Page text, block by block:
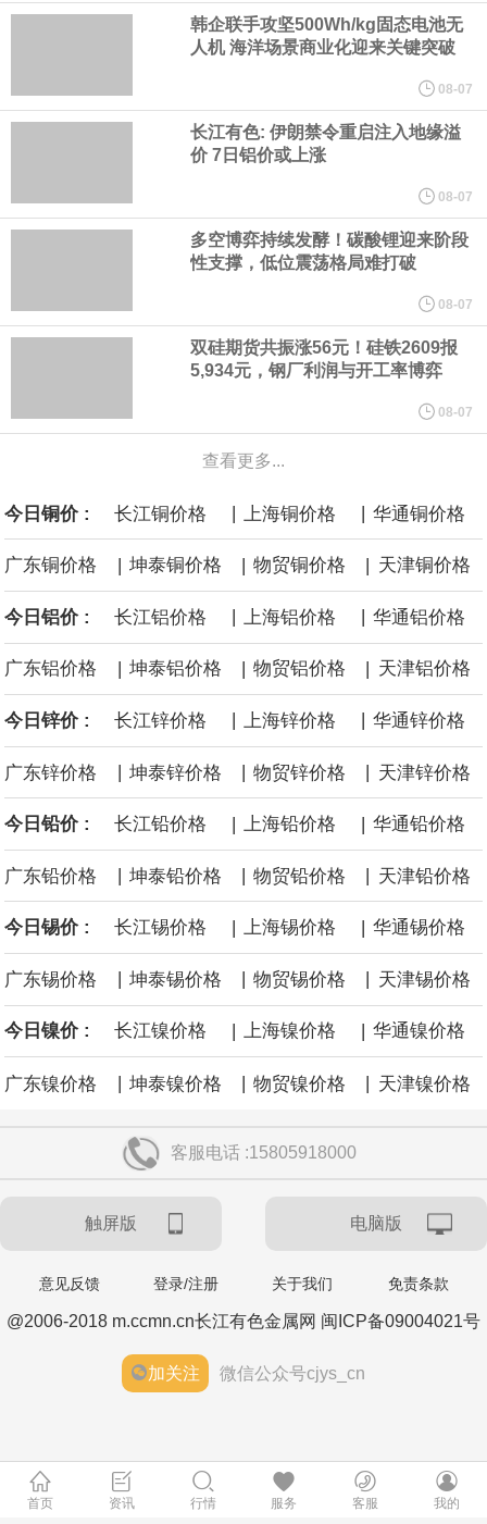
美国国会预算办公室（CBO）于当地时间5日发布报告称，美国海军
计划建造的15艘核动力“特朗普级”（Trump-class）战列舰，从研发
到采购的总费用可能高达2750亿美元，为美国有史以来最昂贵的水
面战舰项目之一。 根据CBO的初步估算，首舰造价约234亿美元，
后续14艘平均每艘约180亿美元。
黄金价格有望录得自今年1月以来最大单周涨幅。油价走弱为金价提
供支撑，同时投资者正等待美国非农就业数据，以寻找美国利率前
景的线索。StoneX高级分析师马特·辛普森表示，中东和平前景改善
令市场通胀预期下降，推动黄金价格从此前持续数周、位于4000美
元上方的盘整区间中进一步上涨。
海力士：龙仁工厂将生产高带宽内存（HBM）及其他下一代动态随
机存取存储器（DRAM）。
必和必拓港口联合工会：必和必拓西澳大利亚铁矿石业务的工人已
通知，将于8月9日实施24小时停工。
8月7日，宇树科技董事长王兴兴网上路演时表示，报告期内，公司
核心技术和知识产权。截至2026年1月31日，公司拥有262项专利权
（含境内发明专利20项）。
韩企联手攻坚500Wh/kg固态电池无
人机 海洋场景商业化迎来关键突破
08-07
长江有色: 伊朗禁令重启注入地缘溢
价 7日铝价或上涨
08-07
多空博弈持续发酵！碳酸锂迎来阶段
性支撑，低位震荡格局难打破
08-07
双硅期货共振涨56元！硅铁2609报
5,934元，钢厂利润与开工率博弈
08-07
查看更多...
今日铜价 : 长江铜价格 | 上海铜价格 | 华通铜价格
广东铜价格 | 坤泰铜价格 | 物贸铜价格 | 天津铜价格
今日铝价 : 长江铝价格 上海铝价格 华通铝价格
广东铝价格 | 坤泰铝价格 | 物贸铝价格 | 天津铝价格
今日锌价 : 长江锌价格 上海锌价格 华通锌价格
广东锌价格 | 坤泰锌价格 | 物贸锌价格 | 天津锌价格
今日铅价 : 长江铅价格 | 上海铅价格 | 华通铅价格
广东铅价格 坤泰铅价格 物贸铅价格 天津铅价格
今日锡价 : 长江锡价格 | 上海锡价格 | 华通锡价格
广东锡价格 坤泰锡价格 物贸锡价格 天津锡价格
今日镍价 : 长江镍价格 | 上海镍价格 | 华通镍价格
广东镍价格 | 坤泰镍价格 | 物贸镍价格 | 天津镍价格
客服电话 :15805918000
触屏版 电脑版
意见反馈 登录/注册 关于我们 免责条款
@2006-2018 m.ccmn.cn长江有色金属网 闽ICP备09004021号
加关注 微信公众号cjys_cn
首页 资讯 行情 服务 客服 我的